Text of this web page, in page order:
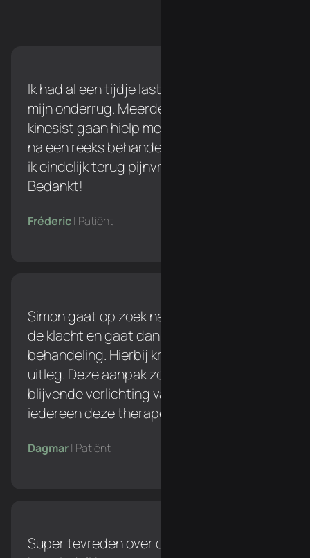
Ik had al een tijdje last tijdens het lopen in
mijn onderrug. Meerdere keren naar een
kinesist gaan hielp me niet verder, maar
na een reeks behandelingen bij Simon ben
ik eindelijk terug pijnvrij tijdens het lopen!
Bedankt!
Fréderic| Patiënt
Simon gaat op zoek naar de oorzaak van
de klacht en gaat dan pas over naar een
behandeling. Hierbij krijg je een duidelijke
uitleg. Deze aanpak zorgt voor een
blijvende verlichting van de klacht. Ik zou
iedereen deze therapeut aanraden!
Dagmar| Patiënt
Super tevreden over de behandelingen. Ik